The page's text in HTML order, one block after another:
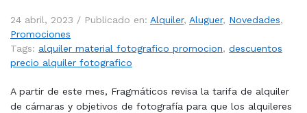
24 abril, 2023 / Publicado en: Alquiler, Aluguer, Novedades,
Promociones
Tags: alquiler material fotografico promocion, descuentos
precio alquiler fotografico
A partir de este mes, Fragmáticos revisa la tarifa de alquiler
de cámaras y objetivos de fotografía para que los alquileres